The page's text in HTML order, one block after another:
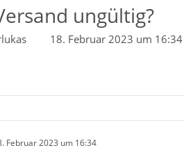
ungültig?
18. Februar 2023 um 16:34
Februar 2023 um 16:34